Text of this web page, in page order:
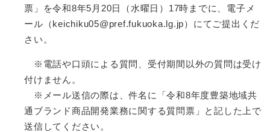
票」を令和8年5月20日（水曜日）17時までに、電子メ
ール（keichiku05@pref.fukuoka.lg.jp）にてご提出くだ
さい。
※電話や口頭による質問、受付期間以外の質問は受け
付けません。
​ ※メール送信の際は、件名に「令和8年度豊築地域共
通ブランド商品開発業務に関する質問票」と記した上で
送信してください。